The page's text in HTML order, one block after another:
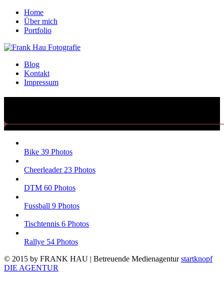
Home
Über mich
Portfolio
Blog
Kontakt
Impressum
Bike 39 Photos
Cheerleader 23 Photos
DTM 60 Photos
Fussball 9 Photos
Tischtennis 6 Photos
Rallye 54 Photos
© 2015 by FRANK HAU | Betreuende Medienagenturstartknopf
DIE AGENTUR